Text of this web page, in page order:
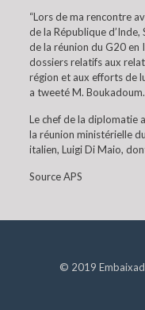
“Lors de ma rencontre
de la République
de la réunion du G20 en
dossiers relatifs aux
région et aux efforts de
a tweeté M. Boukadoum.
Le chef de la diplomatie
la réunion ministérielle
italien, Luigi Di Maio,
Source APS
© 2019